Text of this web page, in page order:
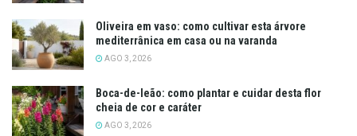
Oliveira em vaso: como cultivar esta árvore
mediterrânica em casa ou na varanda
AGO 3, 2026
Boca-de-leão: como plantar e cuidar desta flor
cheia de cor e caráter
AGO 3, 2026